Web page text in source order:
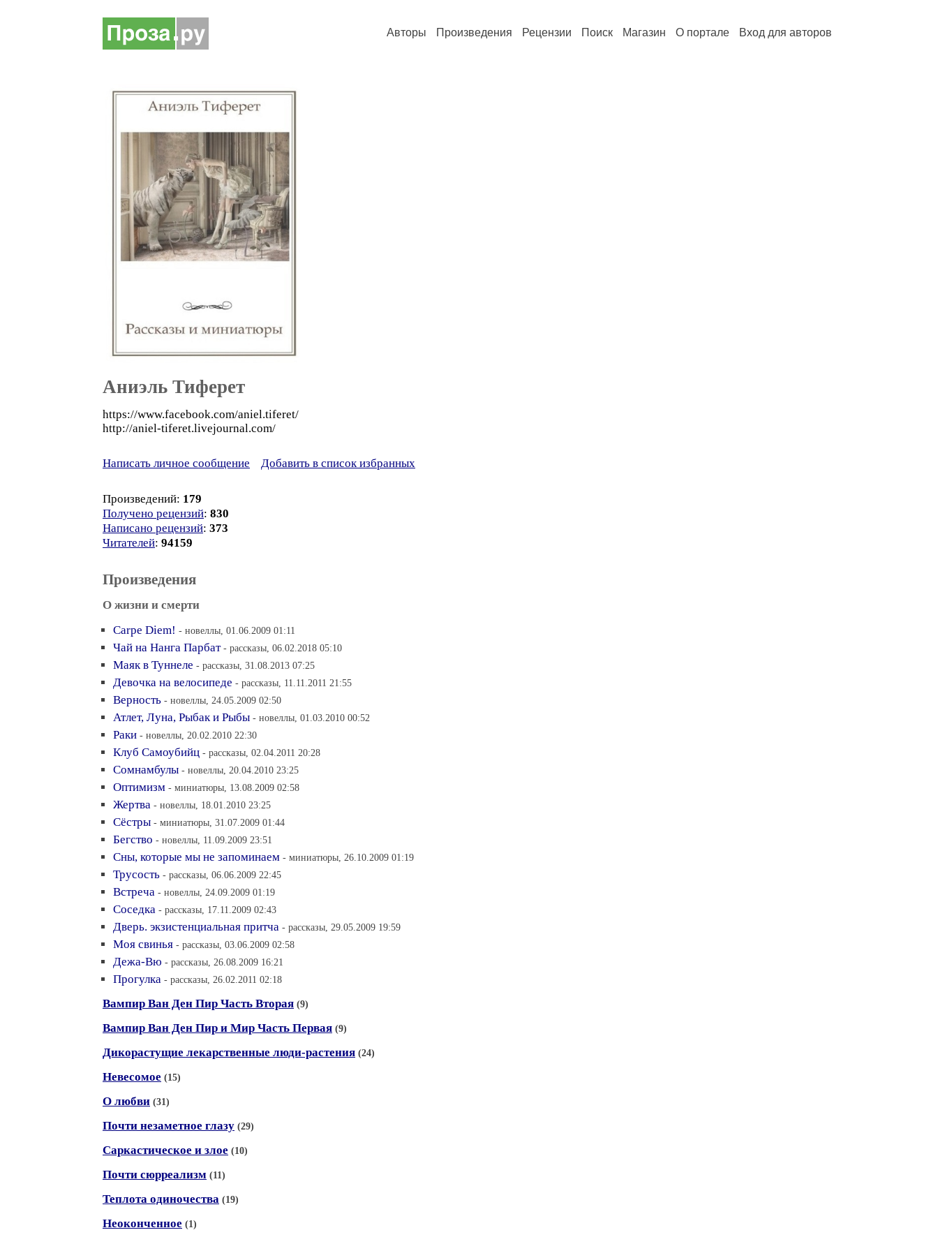
Авторы Произведения Рецензии Поиск Магазин О портале Вход для авторов
Аниэль Тиферет
https://www.facebook.com/aniel.tiferet/
http://aniel-tiferet.livejournal.com/
Написать личное сообщение Добавить в список избранных
Произведений: 179
Получено рецензий: 830
Написано рецензий: 373
Читателей: 94159
Произведения
О жизни и смерти
Carpe Diem! - новеллы, 01.06.2009 01:11
Чай на Нанга Парбат - рассказы, 06.02.2018 05:10
Маяк в Туннеле - рассказы, 31.08.2013 07:25
Девочка на велосипеде - рассказы, 11.11.2011 21:55
Верность - новеллы, 24.05.2009 02:50
Атлет, Луна, Рыбак и Рыбы - новеллы, 01.03.2010 00:52
Раки - новеллы, 20.02.2010 22:30
Клуб Самоубийц - рассказы, 02.04.2011 20:28
Сомнамбулы - новеллы, 20.04.2010 23:25
Оптимизм - миниатюры, 13.08.2009 02:58
Жертва - новеллы, 18.01.2010 23:25
Сёстры - миниатюры, 31.07.2009 01:44
Бегство - новеллы, 11.09.2009 23:51
Сны, которые мы не запоминаем - миниатюры, 26.10.2009 01:19
Трусость - рассказы, 06.06.2009 22:45
Встреча - новеллы, 24.09.2009 01:19
Соседка - рассказы, 17.11.2009 02:43
Дверь. экзистенциальная притча - рассказы, 29.05.2009 19:59
Моя свинья - рассказы, 03.06.2009 02:58
Дежа-Вю - рассказы, 26.08.2009 16:21
Прогулка - рассказы, 26.02.2011 02:18
Вампир Ван Ден Пир Часть Вторая (9)
Вампир Ван Ден Пир и Мир Часть Первая (9)
Дикорастущие лекарственные люди-растения (24)
Невесомое (15)
О любви (31)
Почти незаметное глазу (29)
Саркастическое и злое (10)
Почти сюрреализм (11)
Теплота одиночества (19)
Неоконченное (1)